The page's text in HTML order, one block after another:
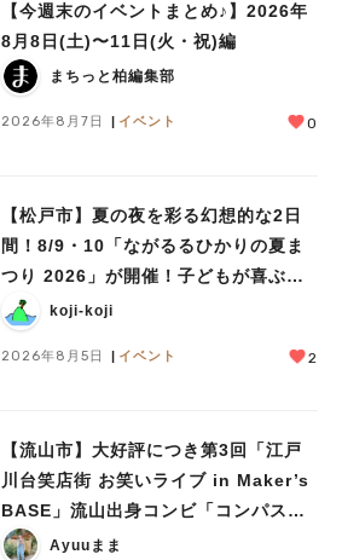
【今週末のイベントまとめ♪】2026年
8月8日(土)〜11日(火・祝)編
まちっと柏編集部
2026年8月7日 イベント 0
【松戸市】夏の夜を彩る幻想的な2日
間！8/9・10「ながるるひかりの夏ま
つり 2026」が開催！子どもが喜ぶワ
ークショップや限定ヒーローショーも
koji-koji
2026年8月5日 イベント 2
【流山市】大好評につき第3回「江戸
川台笑店街 お笑いライブ in Maker’s
BASE」流山出身コンビ「コンパス」
も登場！8/23（日）
Ayuuまま
人気のキーワード